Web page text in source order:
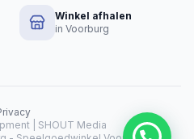
Winkel afhalen
in Voorburg
| SHOUT Media
u hulp nodig?